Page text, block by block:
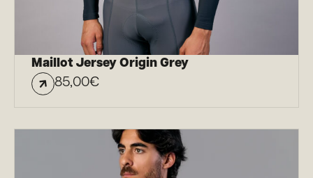
Maillot Jersey Origin Grey
85,00€